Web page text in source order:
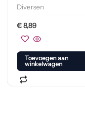
Diversen
€8,89
Toevoegen aan
winkelwagen